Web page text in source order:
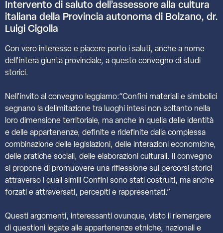
Intervento di saluto dell’assessore alla cultura
italiana della Provincia autonoma di Bolzano, dr.
Luigi Cigolla
Con vero interesse e piacere porto i saluti, anche a nome
dell’intera giunta provinciale, a questo convegno di studi
storici.
Nell’invito al convegno leggiamo:“Confini materiali e simbolici
segnano la delimitazione tra luoghi intesi non soltanto nella
loro dimensione territoriale, ma anche in quella delle identità
e delle appartenenze, definite e ridefinite dalla complessa
combinazione delle legislazioni, delle interazioni economiche,
delle pratiche sociali, delle elaborazioni culturali. Il convegno
si propone di promuovere una riflessione sui percorsi storici
attraverso i quali simili Confini sono stati costruiti, ma anche
forzati e attraversati, percepiti e rappresentati.”
Questi argomenti, interessanti ovunque, visto il riemergere
di questioni legate alle appartenenze etniche, nazionali e